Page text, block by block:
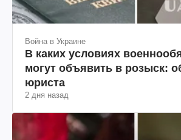
Война в Украине
В каких условиях
могут объявить в розыск:
юриста
2 дня назад